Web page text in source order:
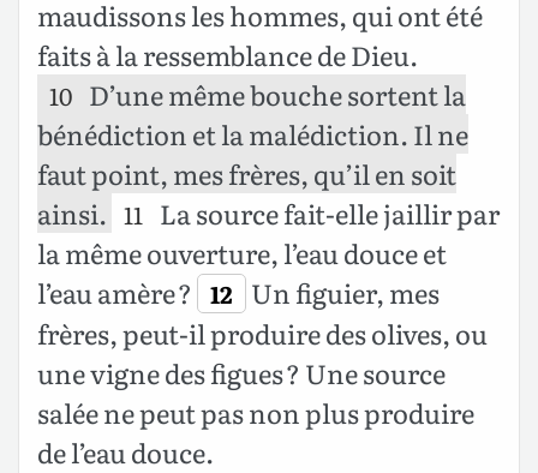
maudissons les hommes, qui ont été
faits à la ressemblance de Dieu.
10 D’une même bouche sortent la
bénédiction et la malédiction. Il ne
faut point, mes frères, qu’il en soit
ainsi. 11 La source fait-elle jaillir par
la même ouverture, l’eau douce et
l’eau amère ? 12 Un figuier, mes
frères, peut-il produire des olives, ou
une vigne des figues ? Une source
salée ne peut pas non plus produire
de l’eau douce.